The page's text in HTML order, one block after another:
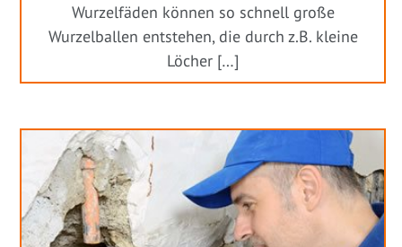
Wurzelfäden können so schnell große
Wurzelballen entstehen, die durch z.B. kleine
Löcher […]